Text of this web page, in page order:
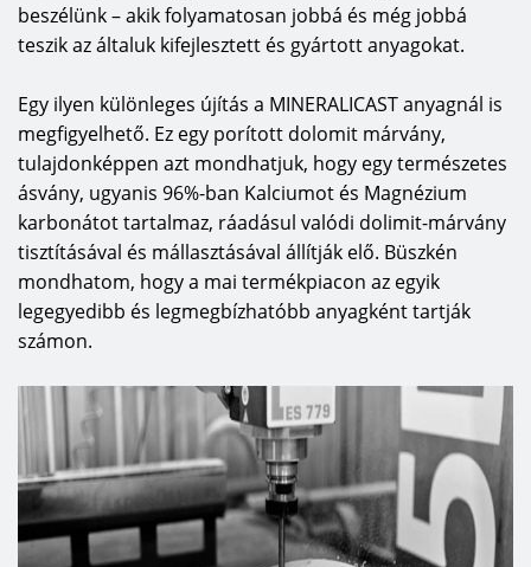
beszélünk – akik folyamatosan jobbá és még jobbá
teszik az általuk kifejlesztett és gyártott anyagokat.
Egy ilyen különleges újítás a MINERALICAST anyagnál is
megfigyelhető. Ez egy porított dolomit márvány,
tulajdonképpen azt mondhatjuk, hogy egy természetes
ásvány, ugyanis 96%-ban Kalciumot és Magnézium
karbonátot tartalmaz, ráadásul valódi dolimit-márvány
tisztításával és mállasztásával állítják elő. Büszkén
mondhatom, hogy a mai termékpiacon az egyik
legegyedibb és legmegbízhatóbb anyagként tartják
számon.